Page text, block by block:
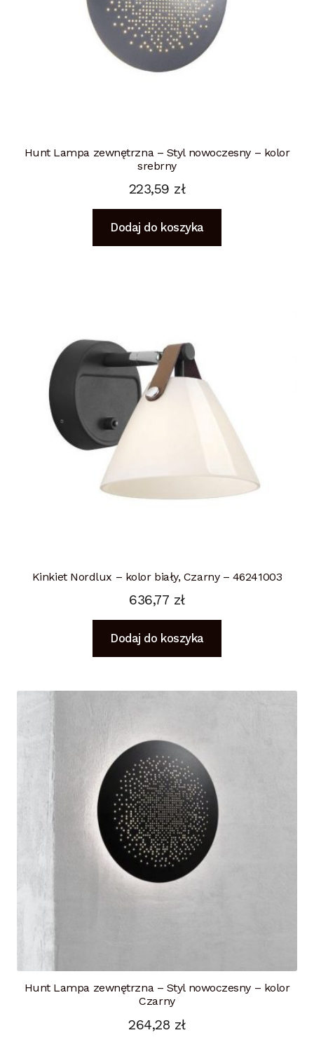
Hunt Lampa zewnętrzna – Styl nowoczesny – kolor
srebrny
223,59 zł
Dodaj do koszyka
Kinkiet Nordlux – kolor biały, Czarny – 46241003
636,77 zł
Dodaj do koszyka
Hunt Lampa zewnętrzna – Styl nowoczesny – kolor
Czarny
264,28 zł